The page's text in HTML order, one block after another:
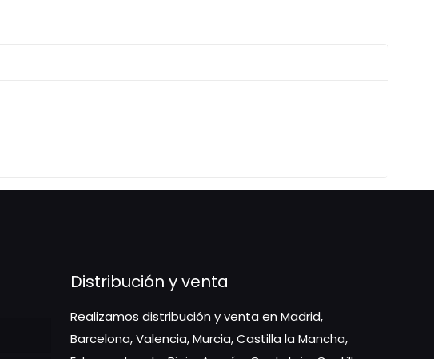
Distribución y venta
Realizamos distribución y venta en Madrid,
Barcelona, Valencia, Murcia, Castilla la Mancha,